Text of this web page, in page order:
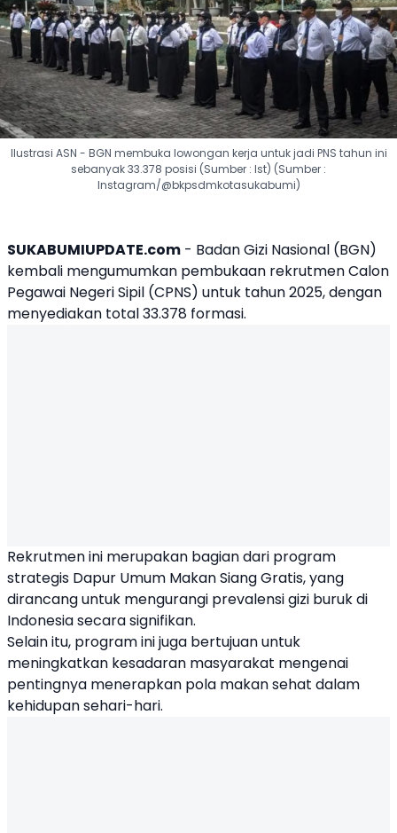
Ilustrasi ASN - BGN membuka lowongan kerja untuk jadi PNS tahun ini
sebanyak 33.378 posisi (Sumber : Ist) (Sumber :
Instagram/@bkpsdmkotasukabumi)
SUKABUMIUPDATE.com - Badan Gizi Nasional (BGN)
kembali mengumumkan pembukaan rekrutmen Calon
Pegawai Negeri Sipil (CPNS) untuk tahun 2025, dengan
menyediakan total 33.378 formasi.
Rekrutmen ini merupakan bagian dari program
strategis Dapur Umum Makan Siang Gratis, yang
dirancang untuk mengurangi prevalensi gizi buruk di
Indonesia secara signifikan.
Selain itu, program ini juga bertujuan untuk
meningkatkan kesadaran masyarakat mengenai
pentingnya menerapkan pola makan sehat dalam
kehidupan sehari-hari.